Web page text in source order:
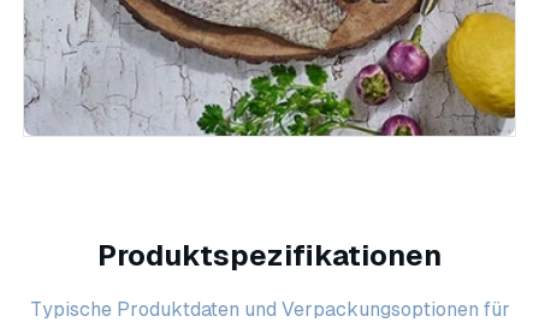
Produktspezifikationen
Typische Produktdaten und Verpackungsoptionen für